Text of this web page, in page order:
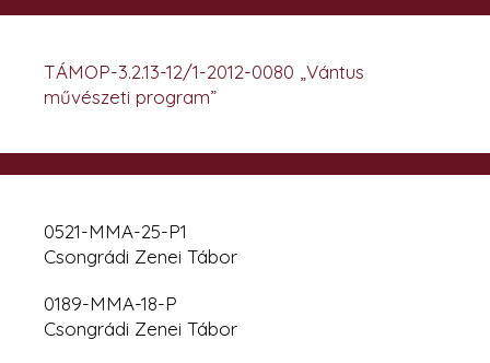
TÁMOP-3.2.13-12/1-2012-0080 „Vántus
művészeti program”
0521-MMA-25-P1
Csongrádi Zenei Tábor
0189-MMA-18-P
Csongrádi Zenei Tábor